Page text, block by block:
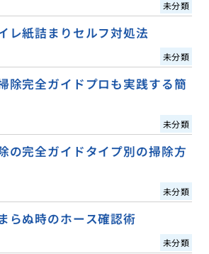
未分類
レ紙詰まりセルフ対処法
未分類
除完全ガイドプロも実践する簡
未分類
の完全ガイドタイプ別の掃除方
未分類
らぬ時のホース確認術
未分類